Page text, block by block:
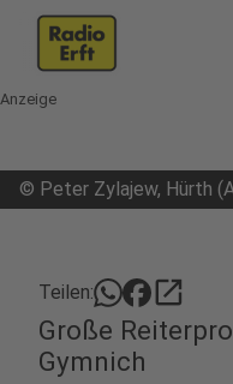
Anzeige
© Peter Zylajew, Hürth
Teilen: open_in_new
Große
Gymnich